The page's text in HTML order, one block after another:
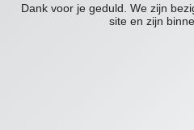
Dank voor je geduld. We zijn
site en zijn